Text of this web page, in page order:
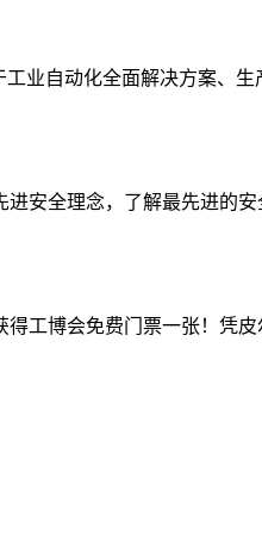
工业自动化全面解决方案、
安全理念，了解最先进的
工博会免费门票一张！凭